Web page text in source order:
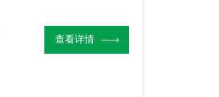
查看详情